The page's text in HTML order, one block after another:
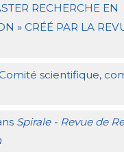
RECHERCHE EN
» CRÉÉ PAR LA
scientifique,
Spirale - Revue de